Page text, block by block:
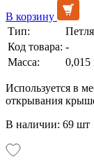
В корзину
Тип:
Код товара: -
Масса:
0,015
Используется в
открывания
В наличии: 69 шт